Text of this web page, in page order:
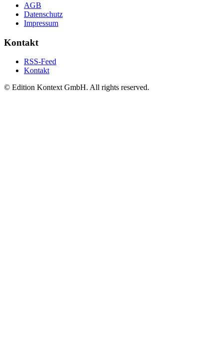
AGB
Datenschutz
Impressum
Kontakt
RSS-Feed
Kontakt
© Edition Kontext GmbH. All rights reserved.